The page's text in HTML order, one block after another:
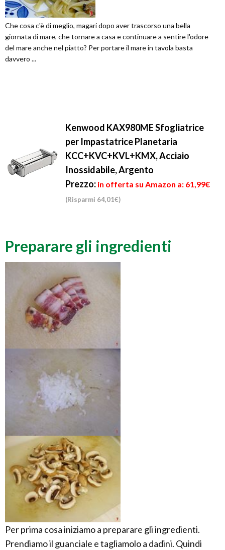
Che cosa c'è di meglio, magari dopo aver trascorso una bella
giornata di mare, che tornare a casa e continuare a sentire l'odore
del mare anche nel piatto? Per portare il mare in tavola basta
davvero ...
Kenwood KAX980ME Sfogliatrice
per Impastatrice Planetaria
KCC+KVC+KVL+KMX, Acciaio
Inossidabile, Argento
Prezzo: in offerta su Amazon a: 61,99€
(Risparmi 64,01€)
Preparare gli ingredienti
Per prima cosa iniziamo a preparare gli ingredienti.
Prendiamo il guanciale e tagliamolo a dadini. Quindi